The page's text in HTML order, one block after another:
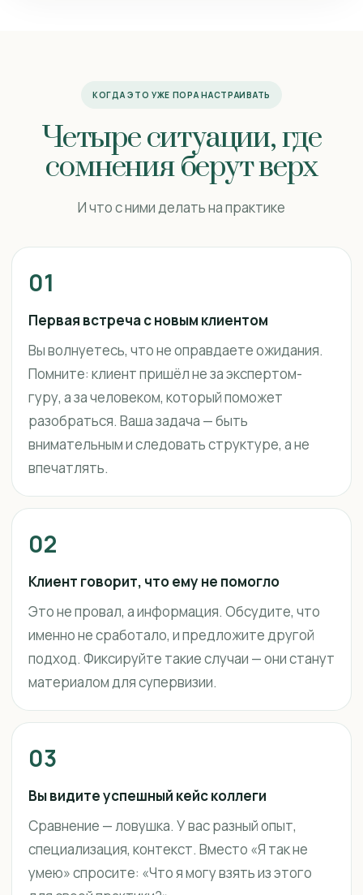
КОГДА ЭТО УЖЕ ПОРА НАСТРАИВАТЬ
Четыре ситуации, где
сомнения берут верх
И что с ними делать на практике
01
Первая встреча с новым клиентом
Вы волнуетесь, что не оправдаете ожидания.
Помните: клиент пришёл не за экспертом-
гуру, а за человеком, который поможет
разобраться. Ваша задача — быть
внимательным и следовать структуре, а не
впечатлять.
02
Клиент говорит, что ему не помогло
Это не провал, а информация. Обсудите, что
именно не сработало, и предложите другой
подход. Фиксируйте такие случаи — они станут
материалом для супервизии.
03
Вы видите успешный кейс коллеги
Сравнение — ловушка. У вас разный опыт,
специализация, контекст. Вместо «Я так не
умею» спросите: «Что я могу взять из этого